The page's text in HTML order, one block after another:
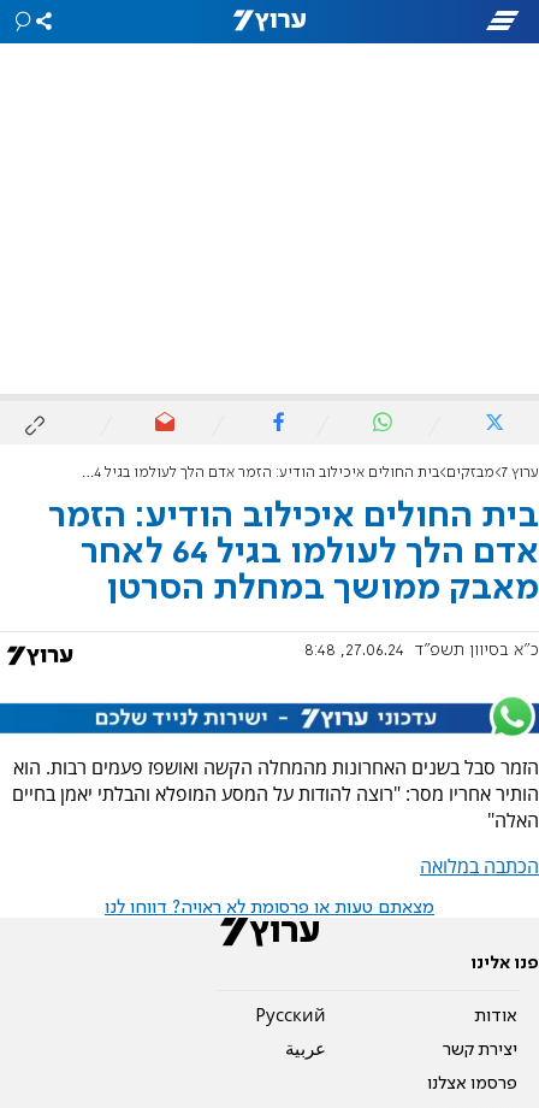
ערוץ 7 מבזקים בית החולים איכילוב הודיע: הזמר אדם הלך לעולמו בגיל 64 לאחר מאבק ממושך במחלת הסרטן
בית החולים איכילוב הודיע: הזמר
אדם הלך לעולמו בגיל 64 לאחר
מאבק ממושך במחלת הסרטן
כ"א בסיוון תשפ"ד 27.06.24, 8:48
הזמר סבל בשנים האחרונות מהמחלה הקשה ואושפז פעמים רבות. הוא
הותיר אחריו מסר: "רוצה להודות על המסע המופלא והבלתי יאמן בחיים
האלה"
הכתבה במלואה
מצאתם טעות או פרסומת לא ראויה? דווחו לנו
פנו אלינו
אודות
יצירת קשר
פרסמו אצלנו
Pусский
عربية